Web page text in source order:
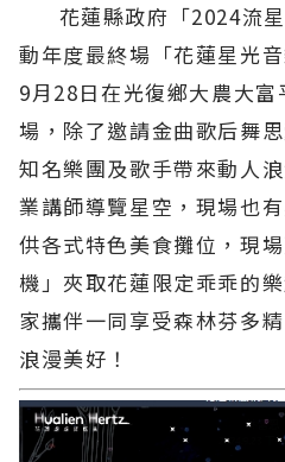
花蓮縣政府「2024流星
動年度最終場「花蓮星光
9月28日在光復鄉大農大
場，除了邀請金曲歌后舞
知名樂團及歌手帶來動人
業講師導覽星空，現場也
供各式特色美食攤位，現
機」夾取花蓮限定乖乖的
家攜伴一同享受森林芬多
浪漫美好！